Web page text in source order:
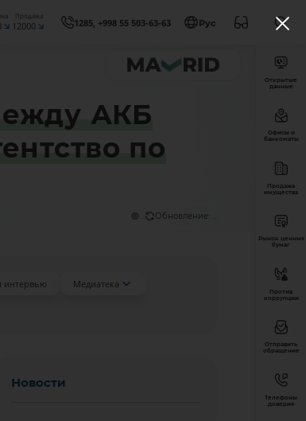
Продажа
12000 1285, +998 55 503-63-63 Рус
АКБ
по
Обновление: ...
интервью
Медиатека
Новости
Открытые
данные
Офисы и
банкоматы
Продажа
имущества
Рынок ценных
бумаг
Против
коррупции
Отправить
обращение
Телефоны
доверия